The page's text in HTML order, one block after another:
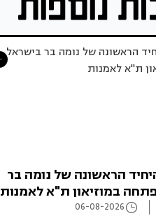
הראשונה של נומה בר
במוזיאון ת"א לאמנות
06-08-2026